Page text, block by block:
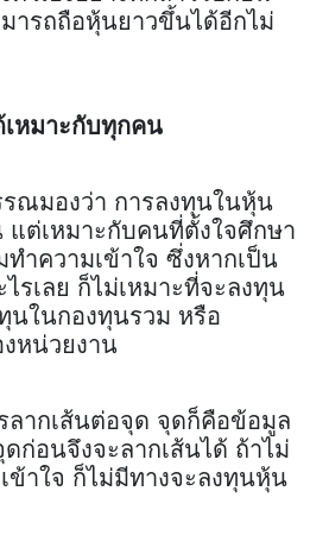
ารถถือหุ้นยาวขึ้นได้อีกไม่
หมาะกับทุกคน
รณมองว่า การลงทุนในหุ้น
แต่เหมาะกับคนที่ตั้งใจศึกษา
ำความเข้าใจ ซึ่งหากเป็น
รเลย ก็ไม่เหมาะที่จะลงทุน
นในกองทุนรวม หรือ
หน่วยงาน
ลากเส้นต่อจุด จุดก็คือข้อมูล
ก่อนจึงจะลากเส้นได้ ถ้าไม่
ข้าใจ ก็ไม่มีทางจะลงทุนหุ้น